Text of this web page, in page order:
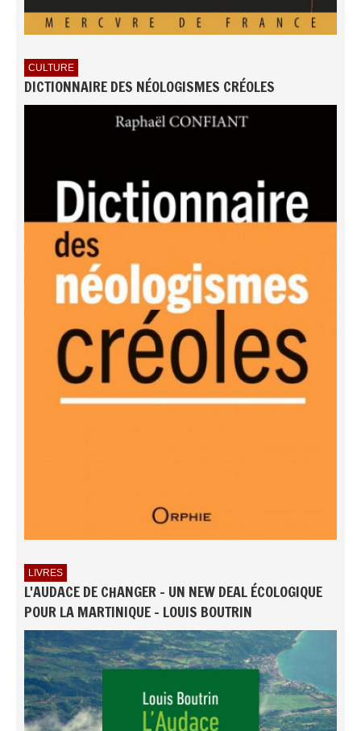
CULTURE
DICTIONNAIRE DES NÉOLOGISMES CRÉOLES
LIVRES
L'AUDACE DE CHANGER - UN NEW DEAL ÉCOLOGIQUE
POUR LA MARTINIQUE - LOUIS BOUTRIN